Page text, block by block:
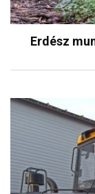
Erdész